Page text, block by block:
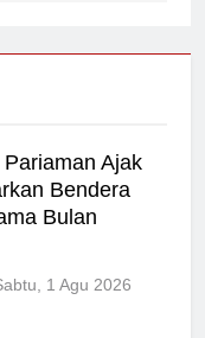
Ajak
Bendera
Bulan
1 Agu 2026